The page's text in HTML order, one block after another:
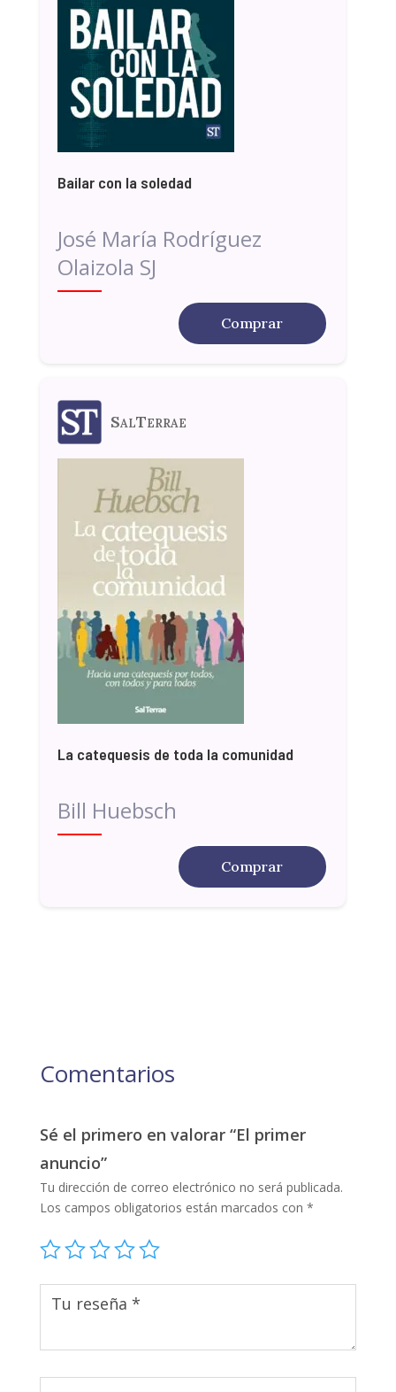
Bailar con la soledad
José María Rodríguez
Olaizola SJ
Comprar
SalTerrae
La catequesis de toda la comunidad
Bill Huebsch
Comprar
Comentarios
Sé el primero en valorar “El primer
anuncio”
Tu dirección de correo electrónico no será publicada.
Los campos obligatorios están marcados con *